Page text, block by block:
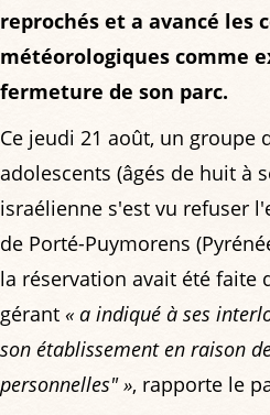
reprochés et a avancé les
météorologiques comme
fermeture de son parc.
Ce jeudi 21 août, un groupe
adolescents (âgés de huit à
israélienne s'est vu refuser
de Porté-Puymorens
la réservation avait été faite
gérant « a indiqué à ses
son établissement en raison
personnelles" », rapporte le